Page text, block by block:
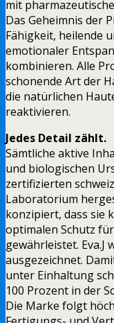
mit
Das Geheimnis der
Fähigkeit, heilende
emotionaler
kombinieren. Alle
schonende Art der
die natürlichen
reaktivieren.
Jedes Detail zählt.
Sämtliche aktive
und biologischen
zertifizierten
Laboratorium
konzipiert, dass sie
optimalen Schutz
gewährleistet. Eva.J
ausgezeichnet.
unter Einhaltung
100 Prozent in der
Die Marke folgt